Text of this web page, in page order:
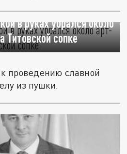
в руках убрался около
Титовской сопке
проведению славной
из пушки.